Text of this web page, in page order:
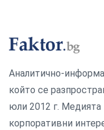
Аналитично-
който се
юли 2012 г. Медията
корпоративни